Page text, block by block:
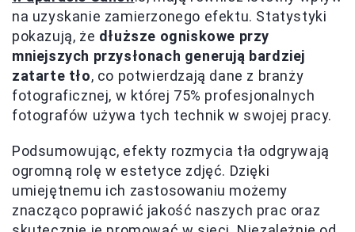
na uzyskanie zamierzonego efektu. Statystyki
pokazują, że dłuższe ogniskowe przy
mniejszych przysłonach generują bardziej
zatarte tło, co potwierdzają dane z branży
fotograficznej, w której 75% profesjonalnych
fotografów używa tych technik w swojej pracy.
Podsumowując, efekty rozmycia tła odgrywają
ogromną rolę w estetyce zdjęć. Dzięki
umiejętnemu ich zastosowaniu możemy
znacząco poprawić jakość naszych prac oraz